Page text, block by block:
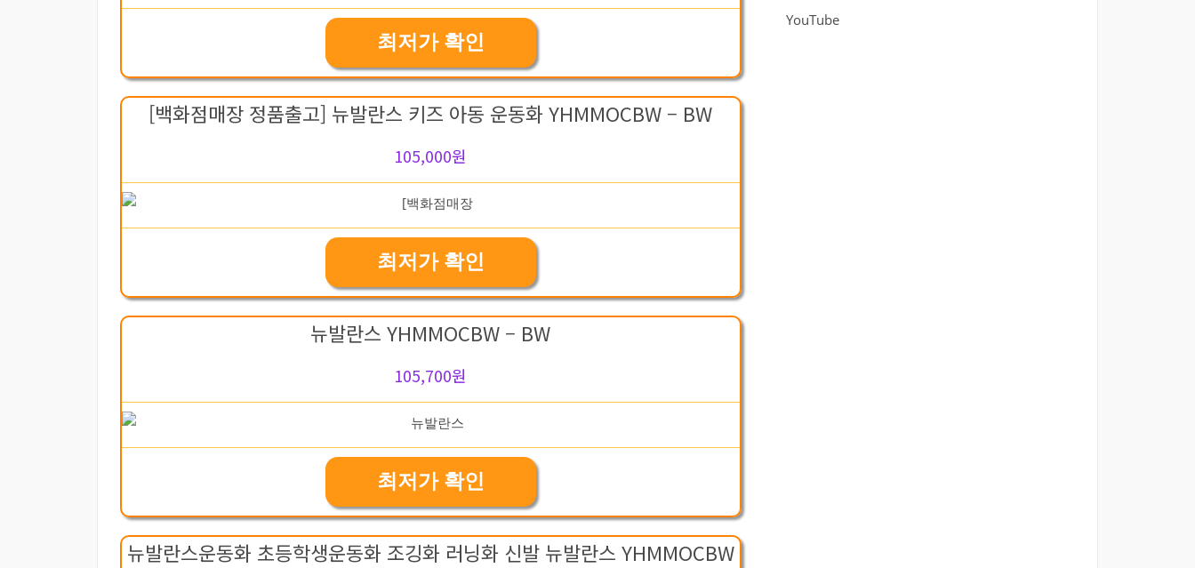
최저가 확인
[백화점매장 정품출고] 뉴발란스 키즈 아동 운동화 YHMMOCBW – BW
105,000원
최저가 확인
뉴발란스 YHMMOCBW – BW
105,700원
최저가 확인
뉴발란스운동화 초등학생운동화 조깅화 러닝화 신발 뉴발란스 YHMMOCBW
YouTube